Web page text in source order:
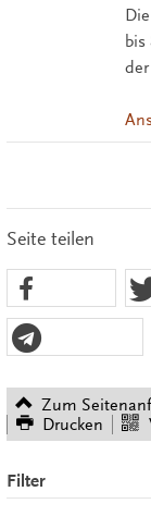
bis
Seite teilen
Zum
Drucken
Filter